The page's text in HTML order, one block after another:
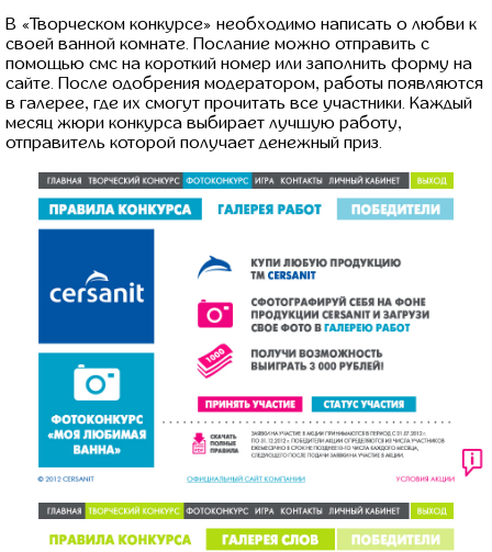
В «Творческом конкурсе» необходимо написать о любви к
своей ванной комнате. Послание можно отправить с
помощью смс на короткий номер или заполнить форму на
сайте. После одобрения модератором, работы появляются
в галерее, где их смогут прочитать все участники. Каждый
месяц жюри конкурса выбирает лучшую работу,
отправитель которой получает денежный приз.